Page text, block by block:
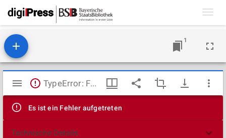
1
Mirador
Viewer
TypeError: Failed to fetch
Es ist ein Fehler aufgetreten
Technische Details